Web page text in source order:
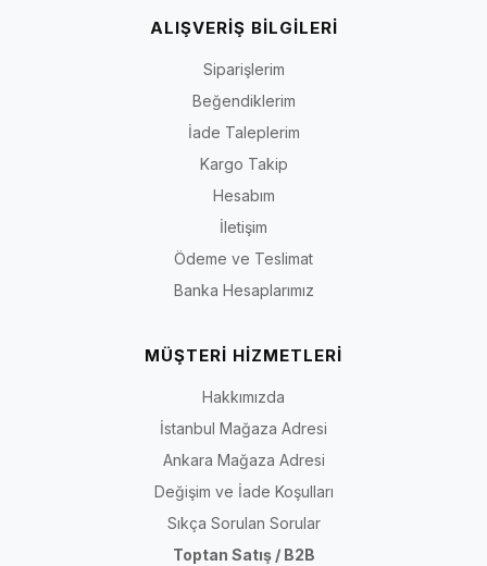
ALIŞVERİŞ BİLGİLERİ
Siparişlerim
Beğendiklerim
İade Taleplerim
Kargo Takip
Hesabım
İletişim
Ödeme ve Teslimat
Banka Hesaplarımız
MÜŞTERİ HİZMETLERİ
Hakkımızda
İstanbul Mağaza Adresi
Ankara Mağaza Adresi
Değişim ve İade Koşulları
Sıkça Sorulan Sorular
Toptan Satış / B2B